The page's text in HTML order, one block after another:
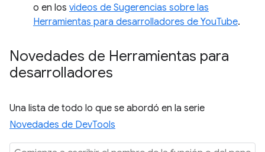
o en los videos de Sugerencias sobre las
Herramientas para desarrolladores de YouTube.
Novedades de Herramientas para
desarrolladores
Una lista de todo lo que se abordó en la serie
Novedades de DevTools